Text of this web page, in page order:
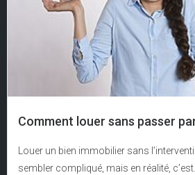
Comment louer sans passer
Louer un bien immobilier sans
sembler compliqué, mais en réalité,